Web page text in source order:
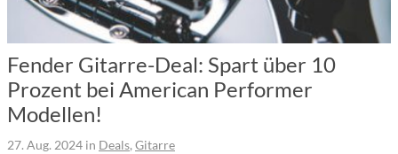
Fender Gitarre-Deal: Spart über 10
Prozent bei American Performer
Modellen!
27. Aug. 2024 in Deals, Gitarre